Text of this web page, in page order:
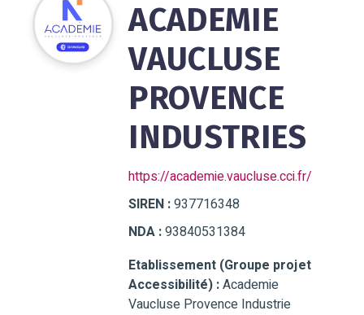
ACADEMIE
VAUCLUSE
PROVENCE
INDUSTRIES
https://academie.vaucluse.cci.fr/
SIREN :937716348
NDA :93840531384
Etablissement (Groupe projet
Accessibilité) :Academie
Vaucluse Provence Industrie